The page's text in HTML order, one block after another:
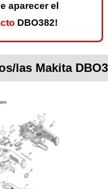
aparecer el
DBO382!
las Makita